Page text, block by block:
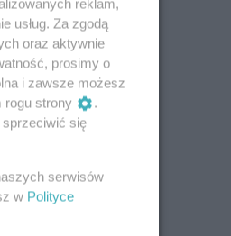
reklam,
usług. Za zgodą
oraz aktywnie
prosimy o
i zawsze możesz
rogu strony
.
się
serwisów
w Polityce